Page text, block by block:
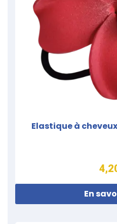
Elastique à
En